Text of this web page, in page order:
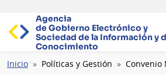
Agencia
de Gobierno Electrónico y
Sociedad de la Información y
Conocimiento
Ruta
Inicio Políticas y Gestión Convenio